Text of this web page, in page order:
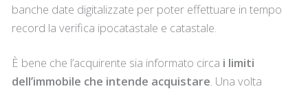
banche date digitalizzate per poter effettuare in tempo
record la verifica ipocatastale e catastale.
È bene che l’acquirente sia informato circa i limiti
dell’immobile che intende acquistare. Una volta